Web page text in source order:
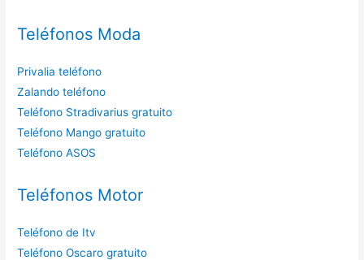
Teléfonos Moda
Privalia teléfono
Zalando teléfono
Teléfono Stradivarius gratuito
Teléfono Mango gratuito
Teléfono ASOS
Teléfonos Motor
Teléfono de Itv
Teléfono Oscaro gratuito